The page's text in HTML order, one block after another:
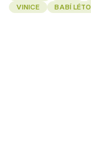
VINICE
BABÍ LÉTO